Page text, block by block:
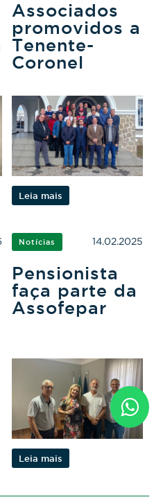
Associados
promovidos a
Tenente-
Coronel
Leia mais
Notícias 14.02.2025
Pensionista
faça parte da
Assofepar
Leia mais